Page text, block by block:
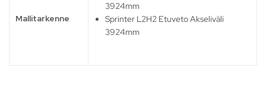
Mallitarkenne
3924mm
Sprinter L2H2 Etuveto Akseliväli
3924mm